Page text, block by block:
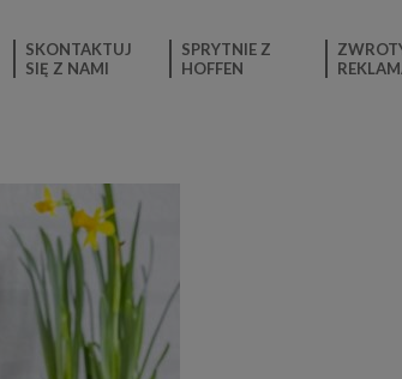
SKONTAKTUJ
SIĘ Z NAMI
SPRYTNIE Z
HOFFEN